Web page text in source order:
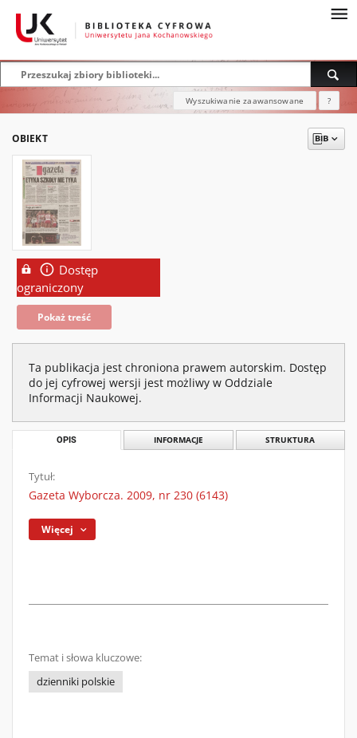
Wyszukiwanie zaawansowane ?
OBIEKT
Dostęp
ograniczony
Pokaż treść
Ta publikacja jest chroniona prawem autorskim. Dostęp
do jej cyfrowej wersji jest możliwy w Oddziale
Informacji Naukowej.
OPIS INFORMACJE STRUKTURA
Tytuł:
Gazeta Wyborcza. 2009, nr 230 (6143)
Więcej
Temat i słowa kluczowe:
dzienniki polskie